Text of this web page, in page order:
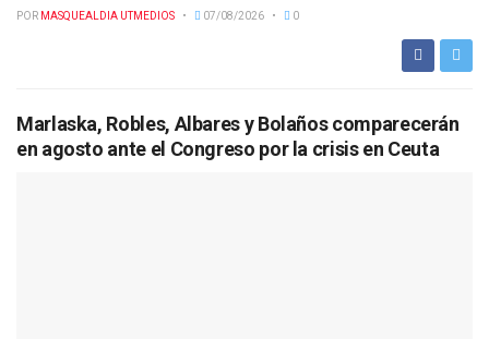
POR MASQUEALDIA UTMEDIOS 07/08/2026 0
Marlaska, Robles, Albares y Bolaños comparecerán
en agosto ante el Congreso por la crisis en Ceuta